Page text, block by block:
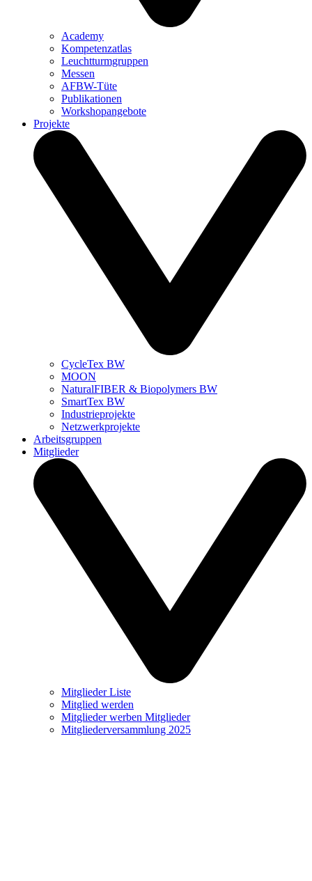
Academy
Kompetenzatlas
Leuchtturm­gruppen
Messen
AFBW-Tüte
Publikationen
Workshopangebote
Projekte
CycleTex BW
MOON
NaturalFIBER & Biopolymers BW
SmartTex BW
Industrieprojekte
Netzwerkprojekte
Arbeitsgruppen
Mitglieder
Mitglieder Liste
Mitglied werden
Mitglieder werben Mitglieder
Mitgliederversammlung 2025